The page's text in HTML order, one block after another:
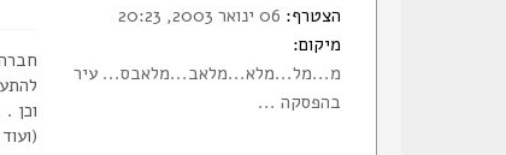
וכן
הצטרף:
מיקום:
מ...מל...מלא...מלאב...מלאבס... עיר
בהפסקה ...